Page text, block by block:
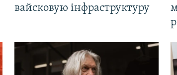
вайсковую інфраструктуру